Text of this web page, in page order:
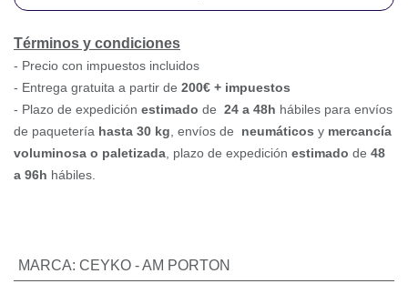
Términos y condiciones
- Precio con impuestos incluidos
- Entrega gratuita a partir de
- Plazo de expediciónestimado de 24 a 48h
envíos de paquetería
hasta 30 k g , envíos
de
neumáticos y mercancía voluminosa o paletizada ,
plazo de expedición
estimado de 48 a 96h hábiles.